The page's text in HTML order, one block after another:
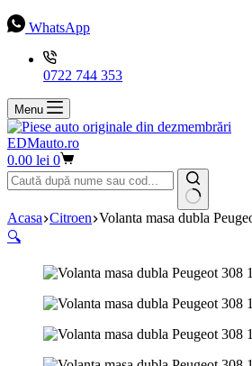
WhatsApp
0722 744 353
Menu
EDMauto.ro
Coș
de
cumpărături
0.00 lei 0
Niciun
rezultat
Acasa Citroen Volanta masa dubla
🔍